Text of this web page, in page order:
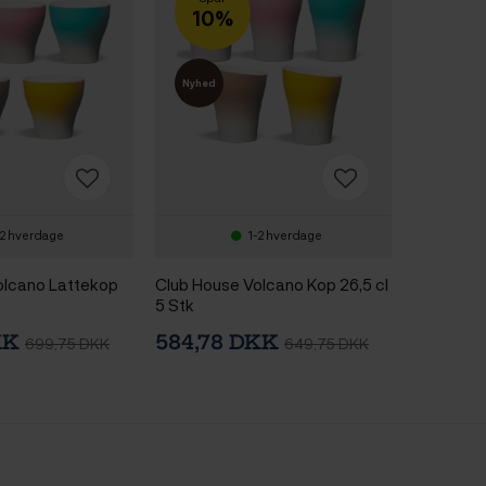
hverdage
Lattekop
699,75 DKK
10%
Nyhed
1-2 hverdage
Club House Volcano Kop 26,5 cl
5 Stk
584,78 DKK 649,75 DKK